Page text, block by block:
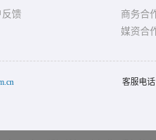
反馈
商务合
媒资合
客服电